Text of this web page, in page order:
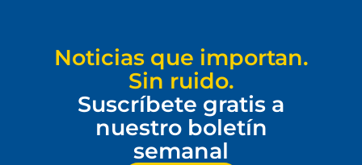
Noticias que importan.
Sin ruido.
Suscríbete gratis a
nuestro boletín
semanal